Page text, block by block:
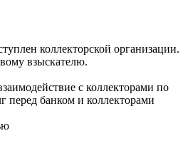
коллекторской организации.
взыскателю.
с коллекторами по
перед банком и коллекторами